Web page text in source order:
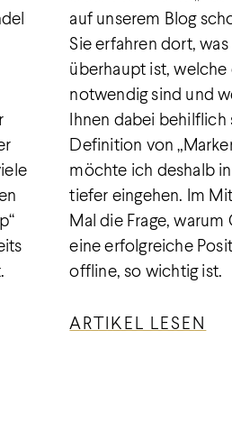
auf unserem Blog
Sie erfahren dort,
überhaupt ist,
notwendig sind und
Ihnen dabei
Definition von
möchte ich deshalb
tiefer eingehen. Im
Mal die Frage,
eine erfolgreiche
offline, so wichtig ist.
ARTIKEL LESEN